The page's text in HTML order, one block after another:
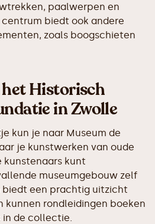
paalwerpen en
biedt ook andere
zoals boogschieten
het Historisch
in Zwolle
kun je naar Museum de
je kunstwerken van oude
kunstenaars kunt
museumgebouw zelf
biedt een prachtig uitzicht
kunnen rondleidingen boeken
in de collectie.